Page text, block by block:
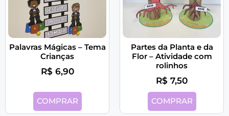
Palavras Mágicas – Tema
Crianças
R$ 6,90
COMPRAR
Partes da Planta e da
Flor – Atividade com
rolinhos
R$ 7,50
COMPRAR